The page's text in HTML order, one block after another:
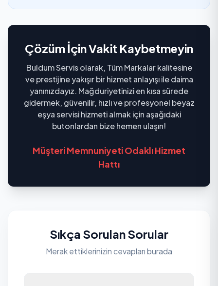
Çözüm İçin Vakit Kaybetmeyin
Buldum Servis olarak, Tüm Markalar kalitesine
ve prestijine yakışır bir hizmet anlayışı ile daima
yanınızdayız. Mağduriyetinizi en kısa sürede
gidermek, güvenilir, hızlı ve profesyonel beyaz
eşya servisi hizmeti almak için aşağıdaki
butonlardan bize hemen ulaşın!
Müşteri Memnuniyeti Odaklı Hizmet
Hattı
Sıkça Sorulan Sorular
Merak ettiklerinizin cevapları burada